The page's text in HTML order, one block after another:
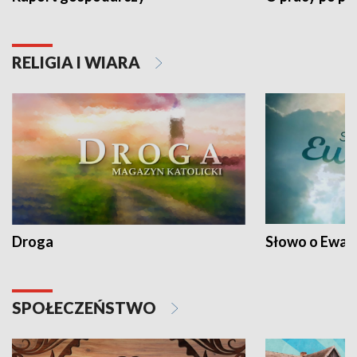
RELIGIA I WIARA
Droga Słowo o
SPOŁECZEŃSTWO